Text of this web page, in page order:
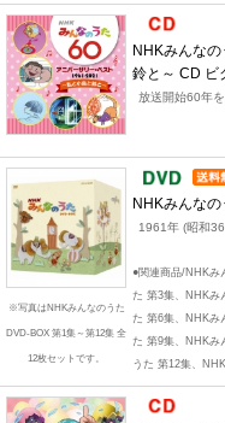
NHKみんな
鈴と～ CD ビ
放送開始60年
※写真はNHKみんなのうた
DVD-BOX 第1集～第12集 全
12枚セットです。
NHKみんな
1961年 (昭和
●関連商品/NHKみ
た 第3集、NHKみ
た 第6集、NHKみ
た 第9集、NHKみ
うた 第12集、